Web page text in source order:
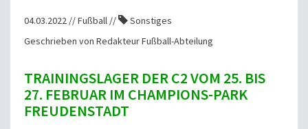
04.03.2022 // Fußball //
Sonstiges
Geschrieben von Redakteur Fußball-Abteilung
TRAININGSLAGER DER C2 VOM 25. BIS
27. FEBRUAR IM CHAMPIONS-PARK
FREUDENSTADT